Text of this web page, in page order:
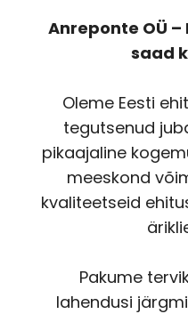
Anreponte OÜ
saad
Oleme Eesti
tegutsenud
pikaajaline
meeskond
kvaliteetseid
Pakume
lahendusi